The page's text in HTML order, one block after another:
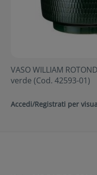
VASO WILLIAM
verde (Cod. 42593-01)
Accedi/Registrati per